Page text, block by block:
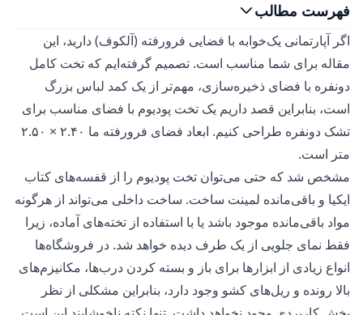
اگر آپارتمانی یک‌خوابه با فضایی فرورفته (آلکوف) دارید، این
مقاله برای شما مناسب است. تصمیم گرفته‌ایم که تخت کامل
دو‌نفره با فضای ذخیره‌سازی، مهم‌تر از یک کمد لباس بزرگ
است، بنابراین قصد داریم یک تخت پودیوم با فضای مناسب برای
تشک دو‌نفره طراحی کنیم. ابعاد فضای فرورفته ما ۲.۴۰ × ۲.۵۰
متر است.
مشخص شد که حتی می‌توان تخت پودیوم را از قفسه‌های کتاب
ایکیا و باقی‌مانده لمینت ساخت. ساخت داخلی می‌تواند از هرگونه
مواد باقی‌مانده موجود باشد یا با استفاده از تخته‌های آماده، زیرا
فقط نمای جلویی از یک طرف دیده خواهد شد. در فروشگاه‌ها
انواع زیادی از ابزارها برای باز و بسته کردن درب‌ها، مکانیزم‌های
بالا رونده و ریل‌های کشو وجود دارد، بنابراین مشکلی از نظر
فهرست مطالب